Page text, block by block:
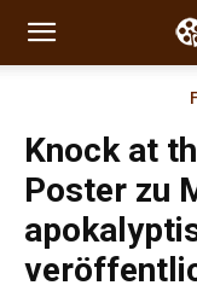
Knock at
Poster zu